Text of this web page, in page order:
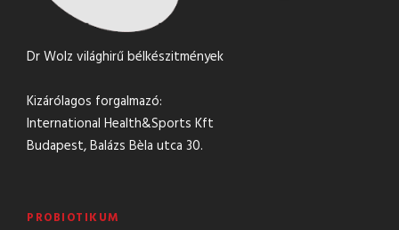
Dr Wolz világhirű bélkészitmények
Kizárólagos forgalmazó:
International Health&Sports Kft
Budapest, Balázs Bèla utca 30.
PROBIOTIKUM